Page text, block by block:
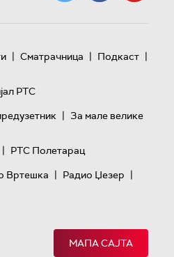
| Сматрачница | Подкаст |
РТС
| За мале велике
| РТС Полетарац
Вртешка | Радио Џезер |
МАПА САЈТА